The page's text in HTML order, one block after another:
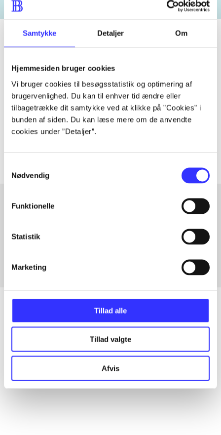
Samtykke Detaljer Om
Hjemmesiden bruger cookies
Vi bruger cookies til besøgsstatistik og optimering af
brugervenlighed. Du kan til enhver tid ændre eller
tilbagetrække dit samtykke ved at klikke på ”Cookies” i
bunden af siden. Du kan læse mere om de anvendte
cookies under ”Detaljer”.
Nødvendig
Funktionelle
Statistik
Marketing
Tillad alle
Tillad valgte
Afvis
Tidsskrift
Artiklen er en del af
lorem ipsum dolor sit amet ...
Tidsskrift
handler ofte om
Fra
Alle registrerede artikler fordelt på udgivelser